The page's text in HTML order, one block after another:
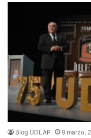
Blog UDLAP 9 marzo,